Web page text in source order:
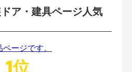
ア・建具ページ人気